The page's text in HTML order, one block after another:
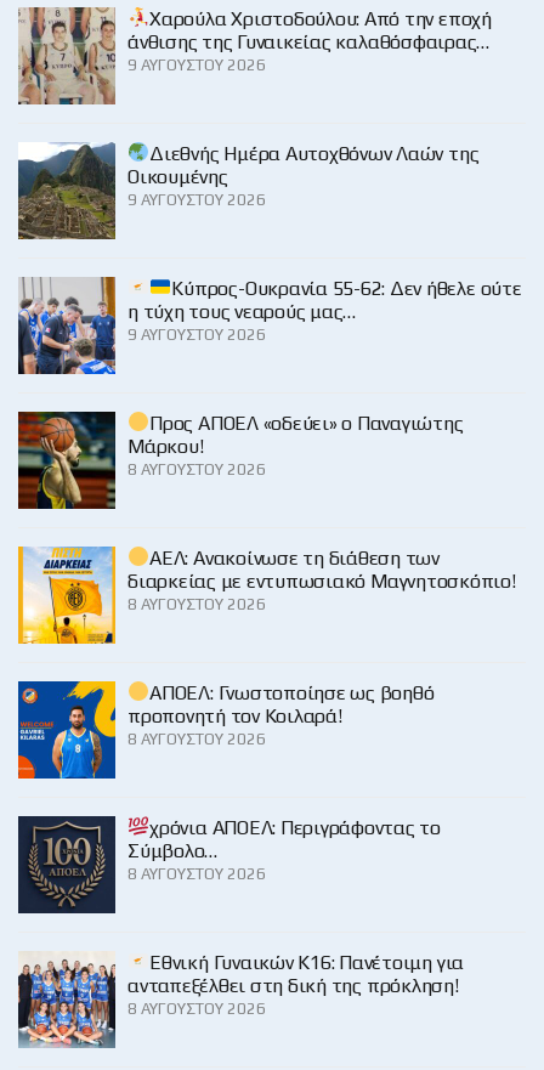
Χαρούλα Χριστοδούλου: Από την εποχή
άνθισης της Γυναικείας καλαθόσφαιρας…
9 ΑΥΓΟΎΣΤΟΥ 2026
Διεθνής Ημέρα Αυτοχθόνων Λαών της
Οικουμένης
9 ΑΥΓΟΎΣΤΟΥ 2026
Κύπρος-Ουκρανία 55-62: Δεν ήθελε ούτε
η τύχη τους νεαρούς μας…
9 ΑΥΓΟΎΣΤΟΥ 2026
Προς ΑΠΟΕΛ «οδεύει» ο Παναγιώτης
Μάρκου!
8 ΑΥΓΟΎΣΤΟΥ 2026
ΑΕΛ: Ανακοίνωσε τη διάθεση των
διαρκείας με εντυπωσιακό Μαγνητοσκόπιο!
8 ΑΥΓΟΎΣΤΟΥ 2026
ΑΠΟΕΛ: Γνωστοποίησε ως βοηθό
προπονητή τον Κοιλαρά!
8 ΑΥΓΟΎΣΤΟΥ 2026
χρόνια ΑΠΟΕΛ: Περιγράφοντας το
Σύμβολο…
8 ΑΥΓΟΎΣΤΟΥ 2026
Εθνική Γυναικών Κ16: Πανέτοιμη για
ανταπεξέλθει στη δική της πρόκληση!
8 ΑΥΓΟΎΣΤΟΥ 2026